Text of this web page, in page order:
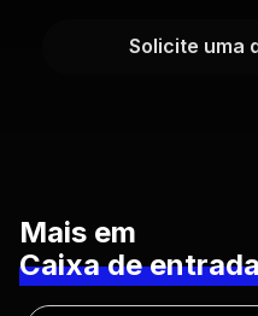
Solicite uma
Mais em
Caixa de